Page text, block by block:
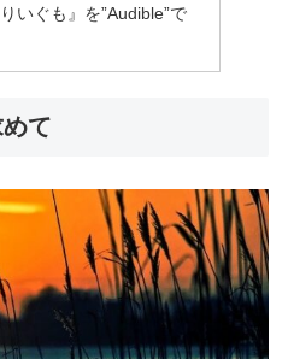
いぐも』を”Audible”で
て